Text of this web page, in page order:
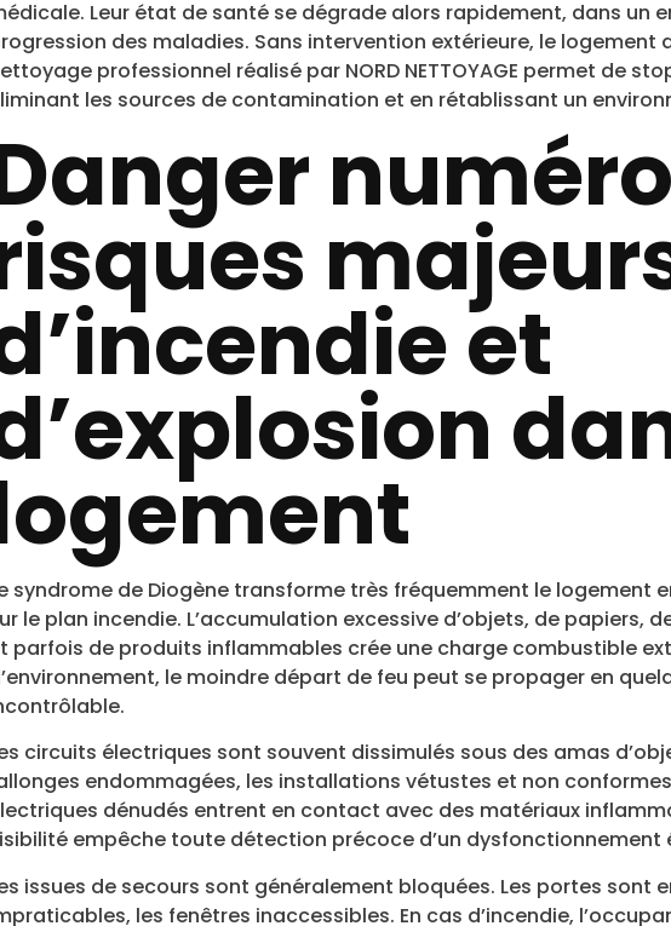
Leur état de santé se dégrade alors rapidement, dans un
des maladies. Sans intervention extérieure, le logement
professionnel réalisé par NORD NETTOYAGE permet de
les sources de contamination et en rétablissant un
et
syndrome de Diogène transforme très fréquemment le logement
le plan incendie. L’accumulation excessive d’objets, de papiers,
parfois de produits inflammables crée une charge combustible
le moindre départ de feu peut se propager en
circuits électriques sont souvent dissimulés sous des amas
endommagées, les installations vétustes et non
dénudés entrent en contact avec des matériaux
empêche toute détection précoce d’un dysfonctionnement
issues de secours sont généralement bloquées. Les portes sont
les fenêtres inaccessibles. En cas d’incendie,